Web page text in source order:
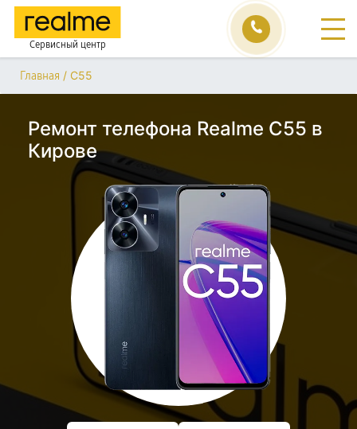
Сервисный центр
Главная / C55
Ремонт телефона Realme C55 в
Кирове